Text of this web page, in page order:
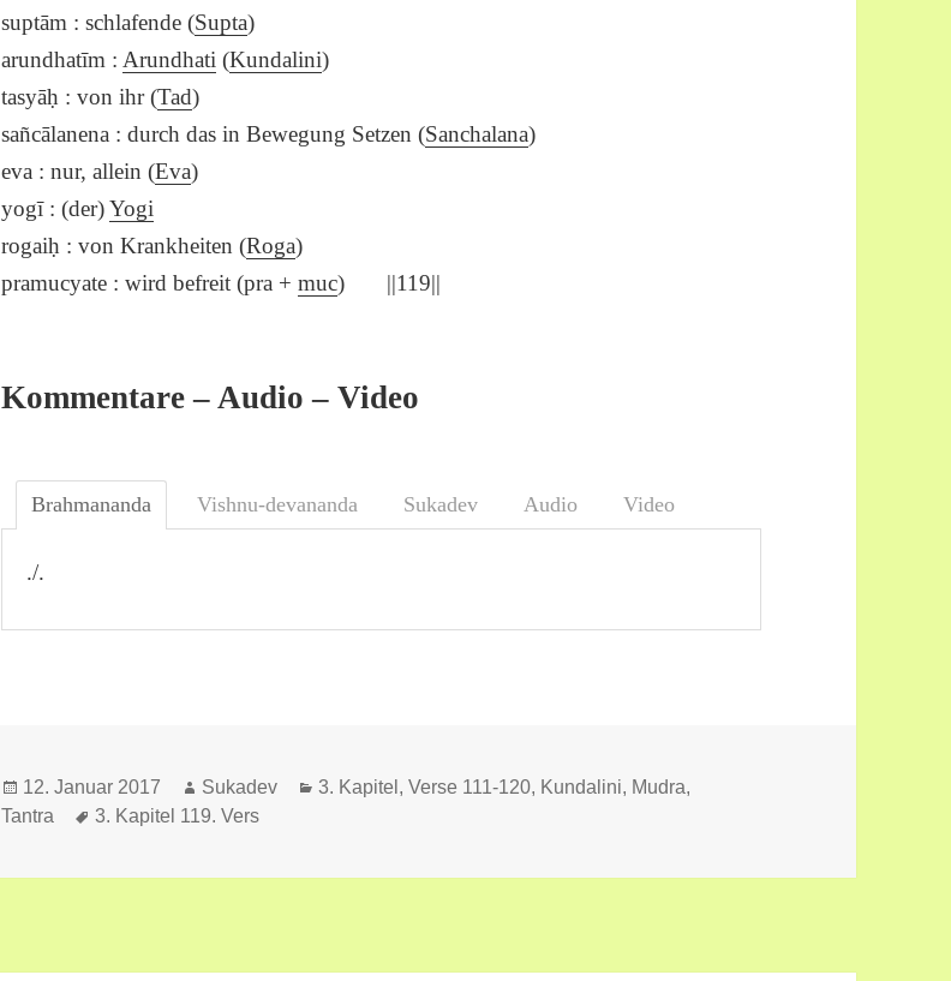
suptām : schlafende (Supta)
arundhatīm : Arundhati (Kundalini)
tasyāḥ : von ihr (Tad)
sañcālanena : durch das in Bewegung Setzen (Sanchalana)
eva : nur, allein (Eva)
yogī : (der)Yogi
rogaiḥ : von Krankheiten (Roga)
pramucyate : wird befreit (pra +muc) ||119||
Kommentare – Audio – Video
Brahmananda Vishnu-devananda Sukadev Audio Video
./.
Veröffentlicht
am
12. Januar 2017 Autor
Sukadev Kategorien
3. Kapitel, Verse 111-120, Kundalini, Mudra,
Tantra
Schlagwörter
3. Kapitel 119. Vers